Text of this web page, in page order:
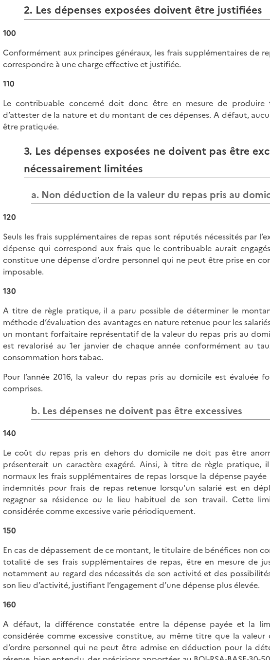
2. Les dépenses exposées doivent être justifiées
100
Conformément aux principes généraux, les frais supplémentaires de
correspondre à une charge effective et justifiée.
110
Le contribuable concerné doit donc être en mesure de produire
d’attester de la nature et du montant de ces dépenses. A défaut,
être pratiquée.
3. Les dépenses exposées ne doivent pas être
nécessairement limitées
a. Non déduction de la valeur du repas pris au
120
Seuls les frais supplémentaires de repas sont réputés nécessités par
dépense qui correspond aux frais que le contribuable aurait
constitue une dépense d’ordre personnel qui ne peut être prise en
imposable.
130
A titre de règle pratique, il a paru possible de déterminer le
méthode d’évaluation des avantages en nature retenue pour les
un montant forfaitaire représentatif de la valeur du repas pris au
est revalorisé au 1er janvier de chaque année conformément au
consommation hors tabac.
Pour l’année 2016, la valeur du repas pris au domicile est évaluée
comprises.
b. Les dépenses ne doivent pas être excessives
140
Le coût du repas pris en dehors du domicile ne doit pas être
présenterait un caractère exagéré. Ainsi, à titre de règle pratique,
normaux les frais supplémentaires de repas lorsque la dépense
indemnités pour frais de repas retenue lorsqu'un salarié est en
regagner sa résidence ou le lieu habituel de son travail. Cette
considérée comme excessive varie périodiquement.
150
En cas de dépassement de ce montant, le titulaire de bénéfices non
totalité de ses frais supplémentaires de repas, être en mesure de
notamment au regard des nécessités de son activité et des
son lieu d’activité, justifiant l’engagement d’une dépense plus élevée.
160
A défaut, la différence constatée entre la dépense payée et la
considérée comme excessive constitue, au même titre que la
d’ordre personnel qui ne peut être admise en déduction pour la